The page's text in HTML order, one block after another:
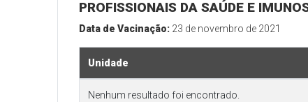
PROFISSIONAIS DA SAÚDE E
Data de Vacinação: 23 de novembro de 2021
Unidade
Nenhum resultado foi encontrado.